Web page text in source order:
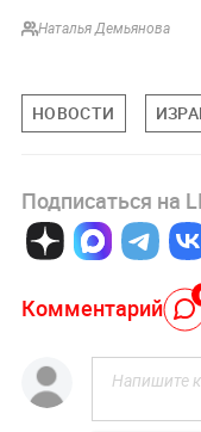
Наталья Демьянова
НОВОСТИ
Подписаться на
Комментарий